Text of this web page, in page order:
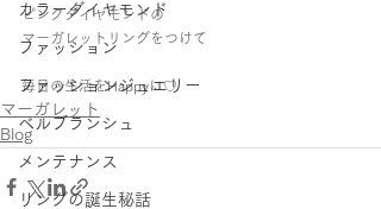
カラーダイヤモンド
ファッション
ファッションジュエリー
ベルブランシュ
メンテナンス
リングの誕生秘話
ピンクダイヤモンドの
マーガレットリングをつけて
毎日の生活をHappyに♡
マーガレット
Blog